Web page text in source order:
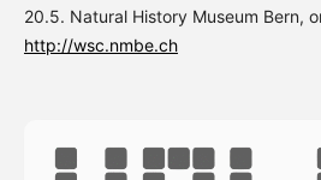
20.5. Natural History Museum Bern,
http://wsc.nmbe.ch